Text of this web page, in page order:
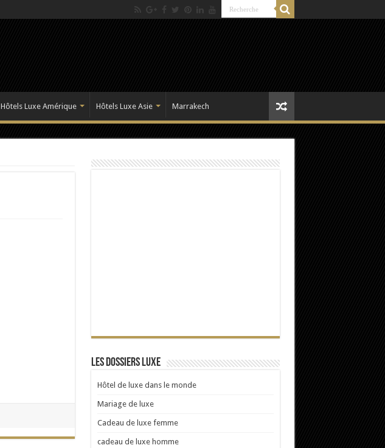
Hôtels Luxe Amérique Hôtels Luxe Asie Marrakech
Les dossiers Luxe
Hôtel de luxe dans le monde
Mariage de luxe
Cadeau de luxe femme
cadeau de luxe homme